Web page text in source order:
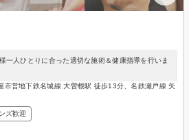
一人ひとりに合った適切な施術＆健康指導を行いま
市営地下鉄名城線 大曽根駅 徒歩13分、名鉄瀬戸線 矢
ズ歓迎